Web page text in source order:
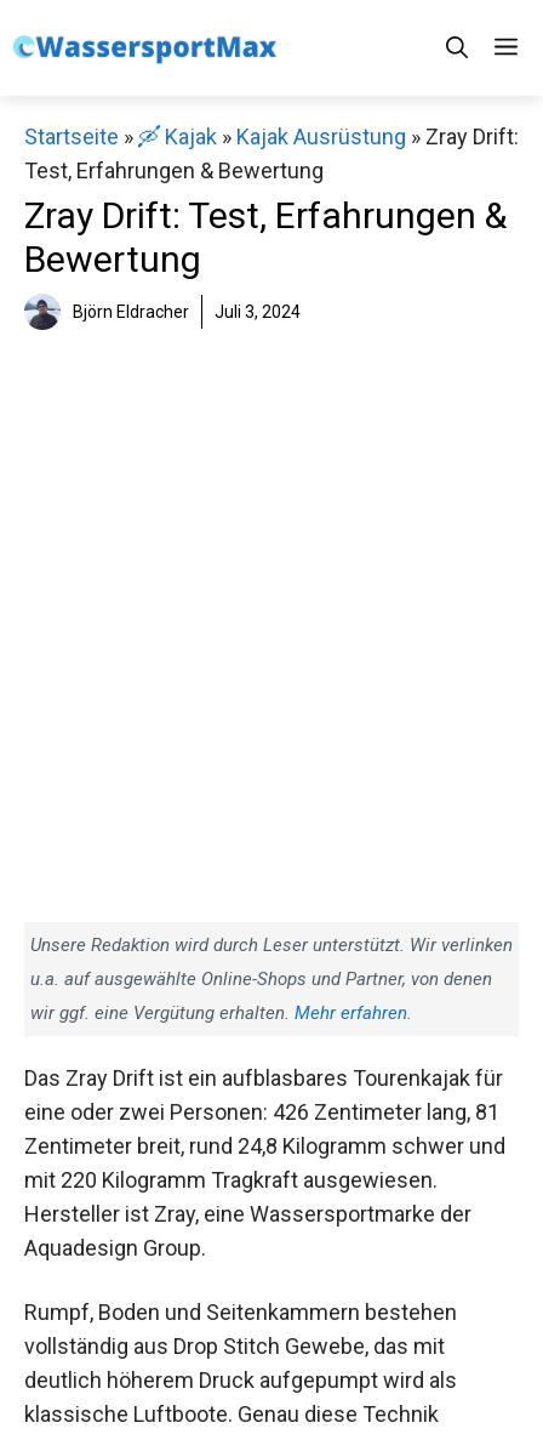
Inhalt
Startseite » 🛶 Kajak » Kajak Ausrüstung » Zray Drift:
Test, Erfahrungen & Bewertung
Zray Drift: Test, Erfahrungen &
Bewertung
Björn Eldracher Juli 3, 2024
Unsere Redaktion wird durch Leser unterstützt. Wir verlinken
u.a. auf ausgewählte Online-Shops und Partner, von denen
wir ggf. eine Vergütung erhalten. Mehr erfahren.
Das Zray Drift ist ein aufblasbares Tourenkajak für
eine oder zwei Personen: 426 Zentimeter lang, 81
Zentimeter breit, rund 24,8 Kilogramm schwer und
mit 220 Kilogramm Tragkraft ausgewiesen.
Hersteller ist Zray, eine Wassersportmarke der
Aquadesign Group.
Rumpf, Boden und Seitenkammern bestehen
vollständig aus Drop Stitch Gewebe, das mit
deutlich höherem Druck aufgepumpt wird als
klassische Luftboote. Genau diese Technik